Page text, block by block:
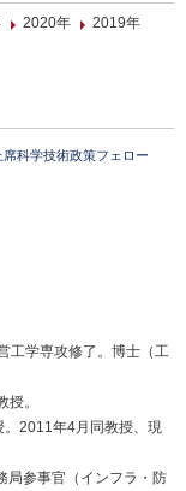
2020年
2019年
科学技術政策フェロー
工学専攻修了。博士（工
。
2011年4月同教授、現
局参事官（インフラ・防